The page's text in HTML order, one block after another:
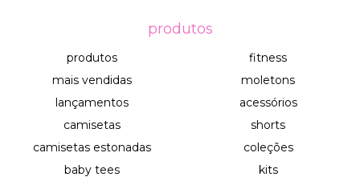
produtos
produtos
mais vendidas
lançamentos
camisetas
camisetas estonadas
baby tees
fitness
moletons
acessórios
shorts
coleções
kits